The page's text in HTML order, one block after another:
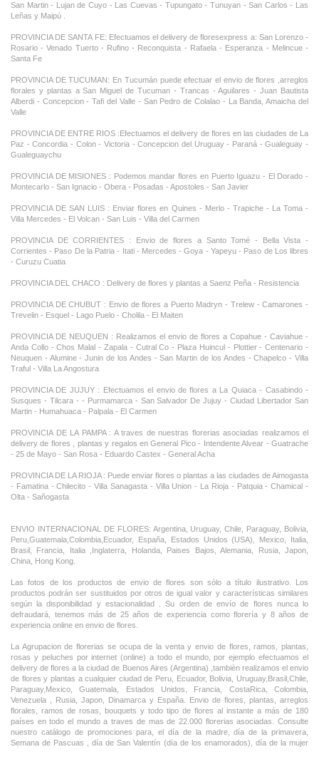
San Martin - Lujan de Cuyo - Las Cuevas - Tupungato - Tunuyan - San Carlos - Las
Leñas y Maipú .
PROVINCIA DE SANTA FE: Efectuamos el delivery de floresexpress a: San Lorenzo -
Rosario - Venado Tuerto - Rufino - Reconquista - Rafaela - Esperanza - Melincue -
Santa Fe
PROVINCIA DE TUCUMAN: En Tucumán puede efectuar el envio de flores ,arreglos
florales y plantas a San Miguel de Tucuman - Trancas - Aguilares - Juan Bautista
Alberdi - Concepcion - Tafi del Valle - San Pedro de Colalao - La Banda, Amaicha del
Valle
PROVINCIA DE ENTRE RIOS :Efectuamos el delivery de flores en las ciudades de La
Paz - Concordia - Colon - Victoria - Concepcion del Uruguay - Paraná - Gualeguay -
Gualeguaychu
PROVINCIA DE MISIONES : Podemos mandar flores en Puerto Iguazu - El Dorado -
Montecarlo - San Ignacio - Obera - Posadas - Apostoles - San Javier
PROVINCIA DE SAN LUIS : Enviar flores en Quines - Merlo - Trapiche - La Toma -
Villa Mercedes - El Volcan - San Luis - Villa del Carmen
PROVINCIA DE CORRIENTES : Envio de flores a Santo Tomé - Bella Vista -
Corrientes - Paso De la Patria - Itati - Mercedes - Goya - Yapeyu - Paso de Los libres
- Curuzu Cuatia
PROVINCIA DEL CHACO : Delivery de flores y plantas a Saenz Peña - Resistencia
PROVINCIA DE CHUBUT : Envio de flores a Puerto Madryn - Trelew - Camarones -
Trevelin - Esquel - Lago Puelo - Cholila - El Maiten
PROVINCIA DE NEUQUEN : Realizamos el envio de flores a Copahue - Caviahue -
Anda Collo - Chos Malal - Zapala - Cutral Co - Plaza Huincul - Plottier - Centenario -
Neuquen - Alumine - Junin de los Andes - San Martin de los Andes - Chapelco - Villa
Traful - Villa La Angostura
PROVINCIA DE JUJUY : Efectuamos el envio de flores a La Quiaca - Casabindo -
Susques - Tilcara - - Purmamarca - San Salvador De Jujuy - Ciudad Libertador San
Martin - Humahuaca - Palpala - El Carmen
PROVINCIA DE LA PAMPA : A traves de nuestras florerias asociadas realizamos el
delivery de flores , plantas y regalos en General Pico - Intendente Alvear - Guatrache
- 25 de Mayo - San Rosa - Eduardo Castex - General Acha
PROVINCIA DE LA RIOJA : Puede enviar flores o plantas a las ciudades de Aimogasta
- Famatina - Chilecito - Villa Sanagasta - Villa Union - La Rioja - Patquia - Chamical -
Olta - Sañogasta
ENVIO INTERNACIONAL DE FLORES: Argentina, Uruguay, Chile, Paraguay, Bolivia,
Peru,Guatemala,Colombia,Ecuador, España, Estados Unidos (USA), Mexico, Italia,
Brasil, Francia, Italia ,Inglaterra, Holanda, Paises Bajos, Alemania, Rusia, Japon,
China, Hong Kong.
Las fotos de los productos de envio de flores son sólo a título ilustrativo. Los
productos podrán ser sustituidos por otros de igual valor y características similares
según la disponibilidad y estacionalidad . Su orden de envío de flores nunca lo
defraudará, tenemos más de 25 años de experiencia como florería y 8 años de
experiencia online en envio de flores.
La Agrupacion de florerias se ocupa de la venta y envio de flores, ramos, plantas,
rosas y peluches por internet (online) a todo el mundo, por ejemplo efectuamos el
delivery de flores a la ciudad de Buenos Aires (Argentina) ,tambièn realizamos el envio
de flores y plantas a cualquier ciudad de Peru, Ecuador, Bolivia, Uruguay,Brasil,Chile,
Paraguay,Mexico, Guatemala, Estados Unidos, Francia, CostaRica, Colombia,
Venezuela , Rusia, Japon, Dinamarca y España. Envio de flores, plantas, arreglos
florales, ramos de rosas, bouquets y todo tipo de flores al instante a más de 180
países en todo el mundo a traves de mas de 22.000 florerias asociadas. Consulte
nuestro catálogo de promociones para, el día de la madre, día de la primavera,
Semana de Pascuas , día de San Valentín (día de los enamorados), día de la mujer